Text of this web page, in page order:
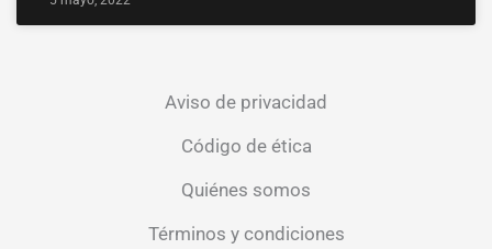
Aviso de privacidad
Código de ética
Quiénes somos
Términos y condiciones